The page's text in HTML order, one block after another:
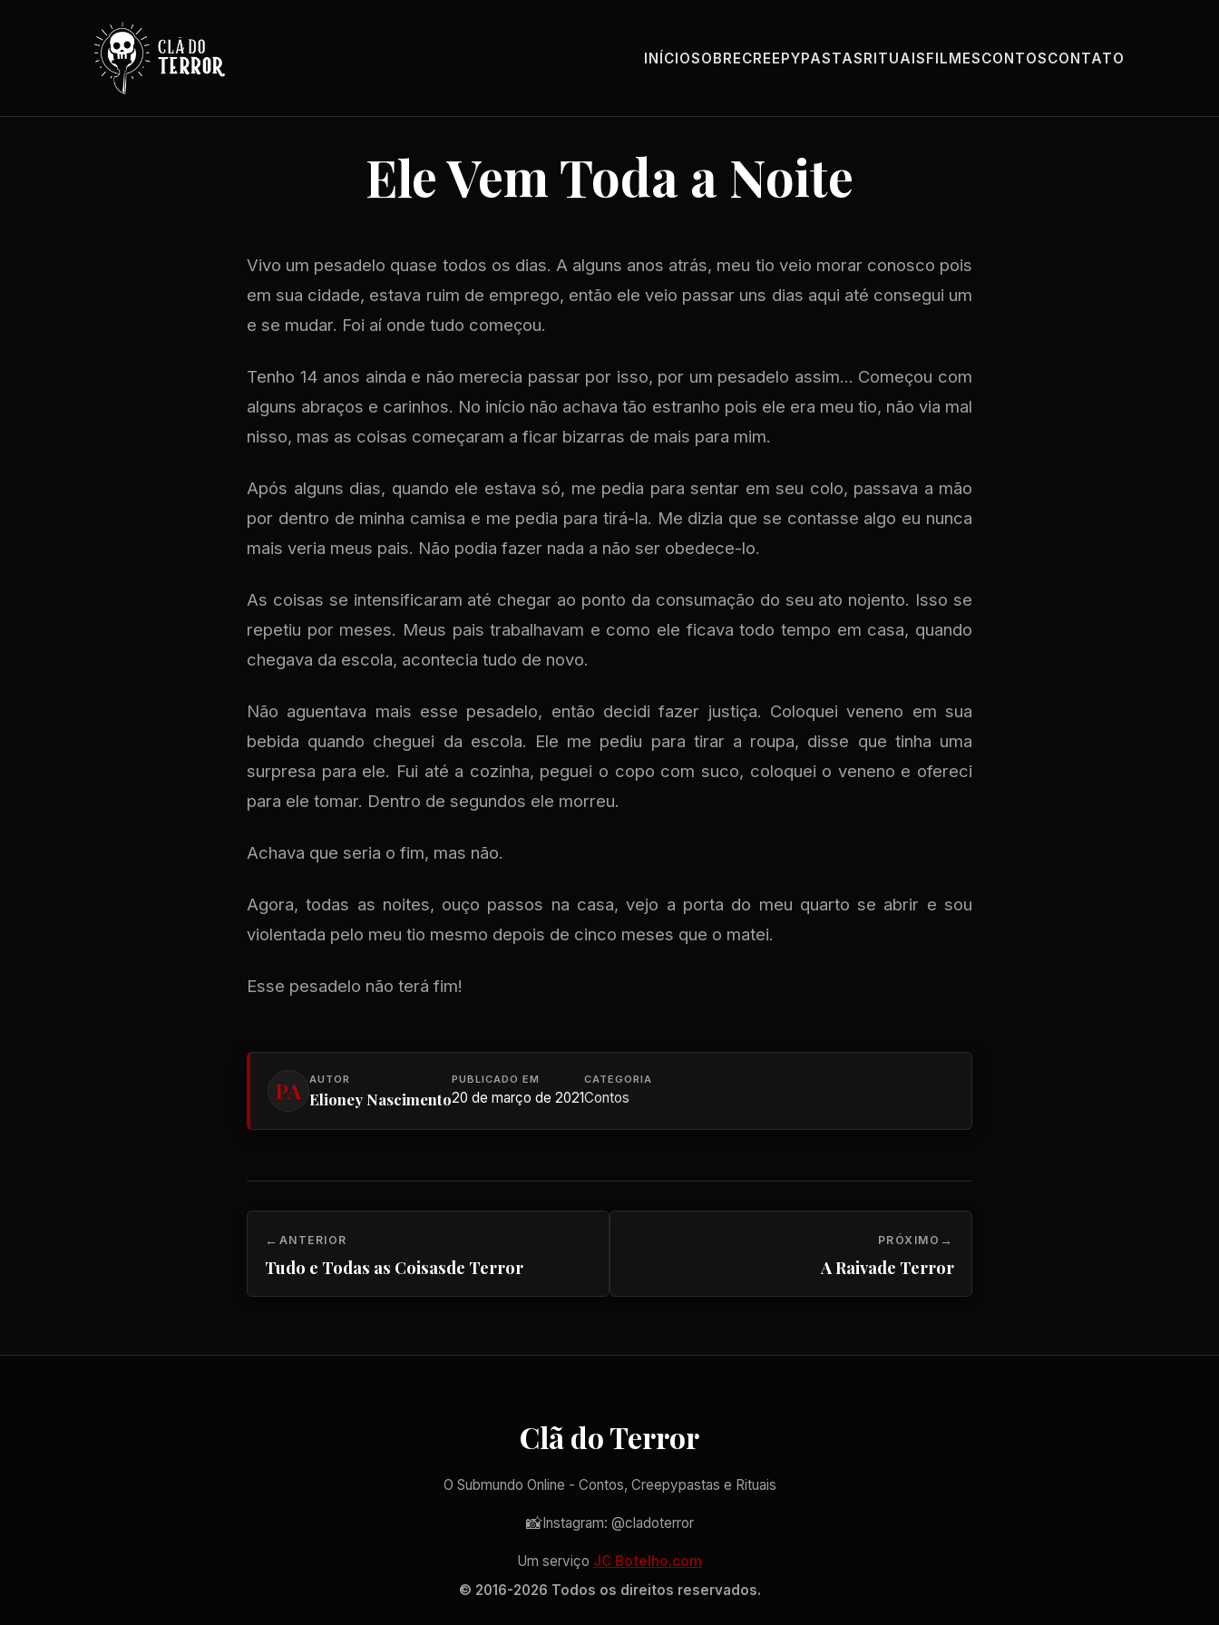
INÍCIOSOBRECREEPYPASTASRITUAISFILMESCONTOSCONTATO
Ele Vem Toda a Noite
Vivo um pesadelo quase todos os dias. A alguns anos atrás, meu tio veio morar conosco pois
em sua cidade, estava ruim de emprego, então ele veio passar uns dias aqui até consegui um
e se mudar. Foi aí onde tudo começou.
Tenho 14 anos ainda e não merecia passar por isso, por um pesadelo assim... Começou com
alguns abraços e carinhos. No início não achava tão estranho pois ele era meu tio, não via mal
nisso, mas as coisas começaram a ficar bizarras de mais para mim.
Após alguns dias, quando ele estava só, me pedia para sentar em seu colo, passava a mão
por dentro de minha camisa e me pedia para tirá-la. Me dizia que se contasse algo eu nunca
mais veria meus pais. Não podia fazer nada a não ser obedece-lo.
As coisas se intensificaram até chegar ao ponto da consumação do seu ato nojento. Isso se
repetiu por meses. Meus pais trabalhavam e como ele ficava todo tempo em casa, quando
chegava da escola, acontecia tudo de novo.
Não aguentava mais esse pesadelo, então decidi fazer justiça. Coloquei veneno em sua
bebida quando cheguei da escola. Ele me pediu para tirar a roupa, disse que tinha uma
surpresa para ele. Fui até a cozinha, peguei o copo com suco, coloquei o veneno e ofereci
para ele tomar. Dentro de segundos ele morreu.
Achava que seria o fim, mas não.
Agora, todas as noites, ouço passos na casa, vejo a porta do meu quarto se abrir e sou
violentada pelo meu tio mesmo depois de cinco meses que o matei.
Esse pesadelo não terá fim!
PA AUTOR
Elioney Nascimento
PUBLICADO EM
20 de março de 2021
CATEGORIA
Contos
ANTERIOR
Tudo e Todas as Coisasde Terror
PRÓXIMO
A Raivade Terror
Clã do Terror
O Submundo Online - Contos, Creepypastas e Rituais
📸Instagram: @cladoterror
Um serviço JC Botelho.com
© 2016-2026 Todos os direitos reservados.